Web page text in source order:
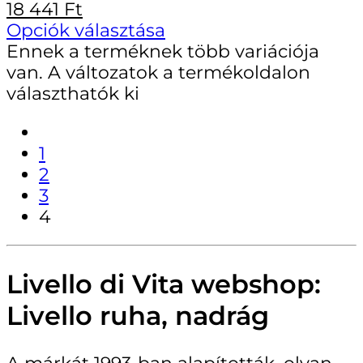
18 441 Ft
Opciók választása
Ennek a terméknek több variációja
van. A változatok a termékoldalon
választhatók ki
1
2
3
4
Livello di Vita webshop:
Livello ruha, nadrág